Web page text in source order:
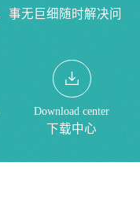
事无巨细随时解决问
Download center
下载中心